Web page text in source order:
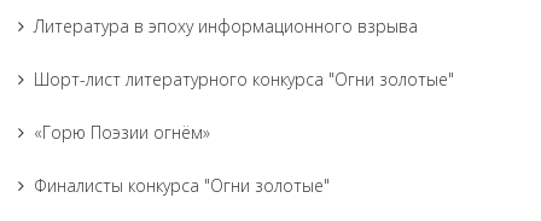
Литература в эпоху информационного взрыва
Шорт-лист литературного конкурса "Огни золотые"
«Горю Поэзии огнём»
Финалисты конкурса "Огни золотые"